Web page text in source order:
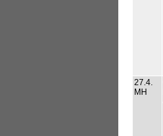
27.4.
MH